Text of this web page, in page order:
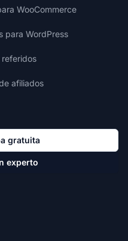
WooCommerce
para WordPress
afiliados
gratuita
experto